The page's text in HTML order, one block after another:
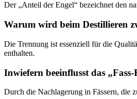
Der „Anteil der Engel“ bezeichnet den
Warum wird beim Destillieren
Die Trennung ist essenziell für die
enthalten.
Inwiefern beeinflusst das
Durch die Nachlagerung in Fässern, die